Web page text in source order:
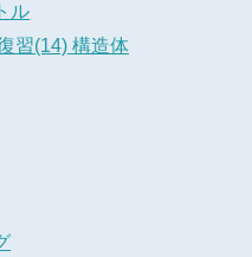
ル
習(14) 構造体